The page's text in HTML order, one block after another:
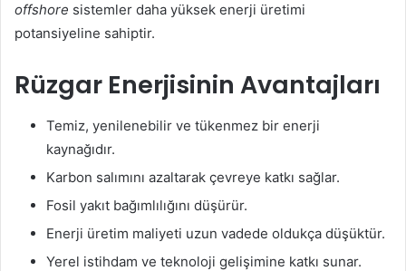
offshore sistemler daha yüksek enerji üretimi
potansiyeline sahiptir.
Rüzgar Enerjisinin Avantajları
Temiz, yenilenebilir ve tükenmez bir enerji
kaynağıdır.
Karbon salımını azaltarak çevreye katkı sağlar.
Fosil yakıt bağımlılığını düşürür.
Enerji üretim maliyeti uzun vadede oldukça düşüktür.
Yerel istihdam ve teknoloji gelişimine katkı sunar.